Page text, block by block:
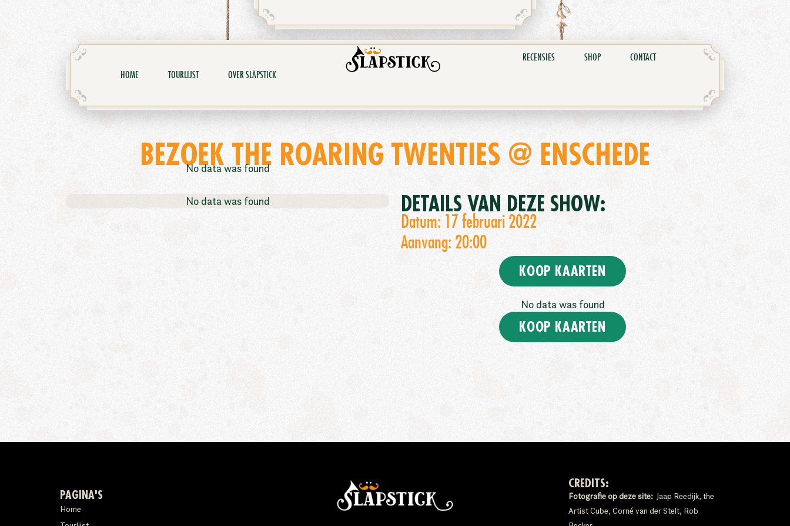
HOME TOURLIJST OVER SLÄPSTICK
RECENSIES SHOP CONTACT
BEZOEK THE ROARING TWENTIES @ ENSCHEDE
DETAILS VAN DEZE SHOW:
Datum: 17 februari 2022
Aanvang: 20:00
KOOP KAARTEN
No data was found
KOOP KAARTEN
No data was found
No data was found
PAGINA'S
Home
CREDITS:
Fotografie op deze site: Jaap Reedijk, the
Artist Cube, Corné van der Stelt, Rob